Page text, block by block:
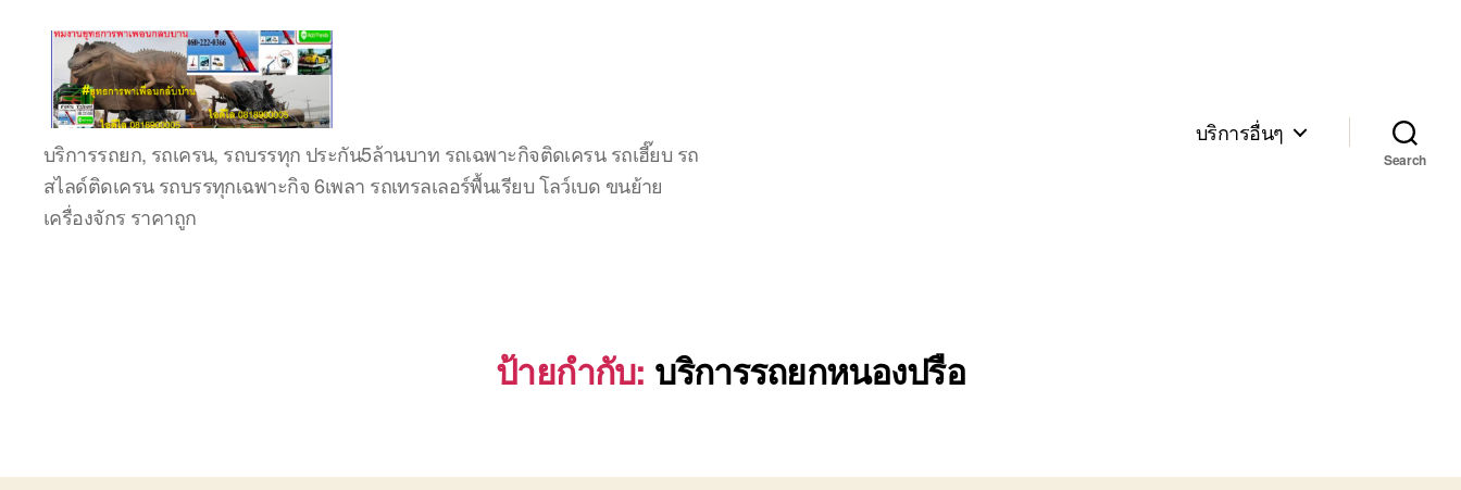
ชลบุรี
รถ
เครน
ยก
ของ
บริการรถยก, รถเครน, รถบรรทุก ประกัน5ล้านบาท รถเฉพาะกิจติดเครน รถเฮี๊ยบ รถ
สไลด์ติดเครน รถบรรทุกเฉพาะกิจ 6เพลา รถเทรลเลอร์พื้นเรียบ โลว์เบด ขนย้าย
เครื่องจักร ราคาถูก
บริการอื่นๆ
Search
ป้ายกำกับ: บริการรถยกหนองปรือ